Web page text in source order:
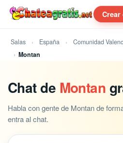
Crear
Salas España Comunidad
Montan
Chat de Montan
Habla con gente de Montan de
entra al chat.